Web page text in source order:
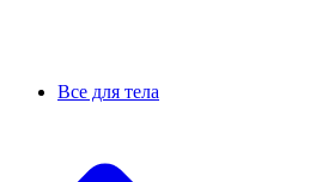
Все для тела